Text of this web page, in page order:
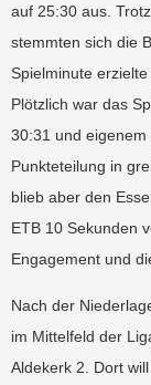
auf 25:30 aus.
stemmten sich die
Spielminute
Plötzlich war das
30:31 und
Punkteteilung in
blieb aber den
ETB 10 Sekunden
Engagement und
Nach der
im Mittelfeld der
Aldekerk 2. Dort